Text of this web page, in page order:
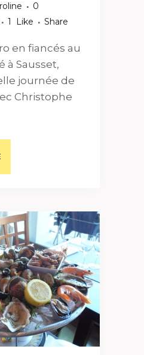
0
1 Like Share
en fiancés au
à Sausset,
journée de
Christophe